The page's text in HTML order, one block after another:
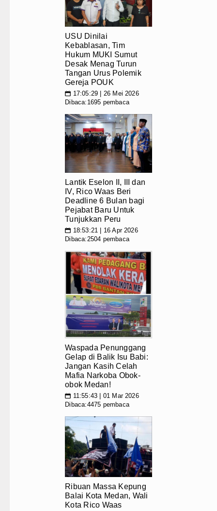
USU Dinilai
Kebablasan, Tim
Hukum MUKI Sumut
Desak Menag Turun
Tangan Urus Polemik
Gereja POUK
📅 17:05:29 | 26 Mei 2026
Dibaca:1695 pembaca
Lantik Eselon II, III dan
IV, Rico Waas Beri
Deadline 6 Bulan bagi
Pejabat Baru Untuk
Tunjukkan Peru
📅 18:53:21 | 16 Apr 2026
Dibaca:2504 pembaca
Waspada Penunggang
Gelap di Balik Isu Babi:
Jangan Kasih Celah
Mafia Narkoba Obok-
obok Medan!
📅 11:55:43 | 01 Mar 2026
Dibaca:4475 pembaca
Ribuan Massa Kepung
Balai Kota Medan, Wali
Kota Rico Waas